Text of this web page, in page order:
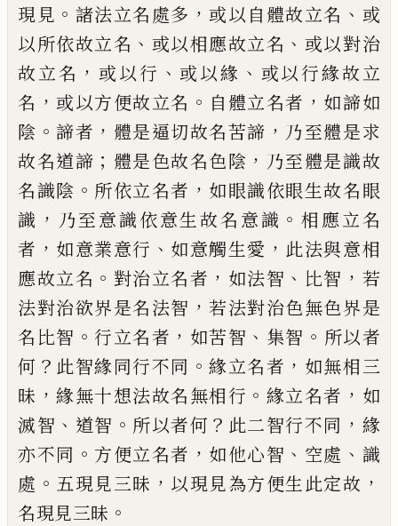
現見 。 諸法立名處多 ， 或以自體故立名 、 或
以所依故立名 、 或以相應故立名 、 或以對治
故立名 ， 或以行 、 或以緣 、 或以行緣故立
名 ， 或以方便故立名 。 自體立名者 ， 如諦如
陰 。諦者 ， 體是逼切故名苦諦 ， 乃至體是求
故名道諦 ； 體是色故名色陰 ， 乃至體是識故
名識陰 。 所依立名者 ， 如眼識依眼生故名眼
識 ， 乃至意識依意生故名意識 。相應立名
者 ， 如意業意行 、 如意觸生愛 ， 此法與意相
應故立名 。 對治立名者 ， 如法智 、 比智 ， 若
法對治欲界是名法智 ，若法對治色無色界是
名比智 。行立名者 ， 如苦智 、 集智 。 所以者
何 ？ 此智緣同行不同 。 緣立名者 ， 如無相三
昧 ， 緣無十想法故名無相行 。 緣立名者 ， 如
滅智 、 道智 。 所以者何 ？ 此二智行不同 ， 緣
亦不同 。 方便立名者 ， 如他心智 、 空處 、 識
處 。 五現見三昧 ， 以現見為方便生此定故 ，
名現見三昧 。